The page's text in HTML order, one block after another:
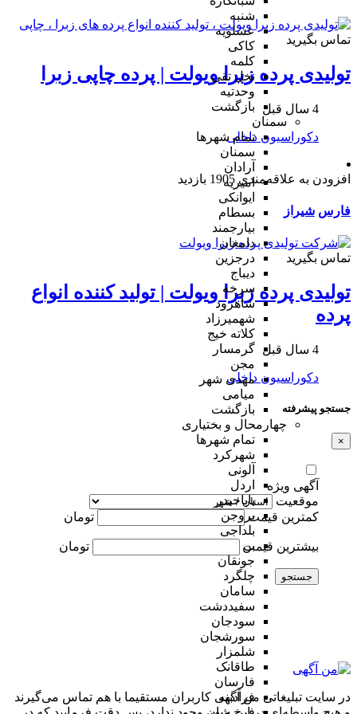
شنبه
عسلویه
کاکی
کلمه
نخل تقی
وحدتیه
بازگشت
سمنان
تمام شهر‌ها
سمنان
آرادان
امیریه
ایوانکی
بسطام
بیارجمند
دامغان
درجزین
دیباج
سرخه
شاهرود
شهمیرزاد
کلاته خیج
گرمسار
مجن
مهدی شهر
میامی
بازگشت
چهارمحال و بختیاری
تمام شهر‌ها
شهرکرد
آلونی
اردل
باباحیدر
بروجن
بلداجی
بن
جونقان
چلگرد
سامان
سفیددشت
سودجان
سورشجان
شلمزار
طاقانک
فارسان
فرادبنه
تماس بگیرید
تولیدی پرده زبرا ویولت | پرده چاپی زبرا
4 سال قبل
دکوراسیون داخلی
افزودن به علاقه‌مندی 1905 بازدید
فارس شیراز
تماس بگیرید
تولیدی پرده زبرا ویولت | تولید کننده انواع
پرده
4 سال قبل
دکوراسیون داخلی
جستجو پیشرفته
×
آگهی ویژه
موقعیت
کمترین قیمت
تومان
بیشترین قیمت تومان
جستجو
در سایت تبلیغاتی من آگهی کاربران مستقیما با هم تماس می‌گیرند